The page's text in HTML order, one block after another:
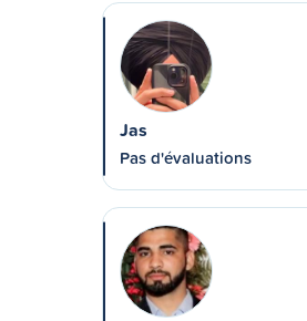
Jas
Pas d'évaluations